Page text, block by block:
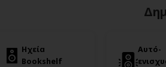
Ηχεία
Bookshelf
Αυτό-